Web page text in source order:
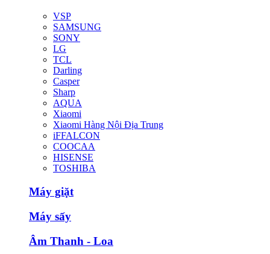
VSP
SAMSUNG
SONY
LG
TCL
Darling
Casper
Sharp
AQUA
Xiaomi
Xiaomi Hàng Nội Địa Trung
iFFALCON
COOCAA
HISENSE
TOSHIBA
Máy giặt
Máy sấy
Âm Thanh - Loa